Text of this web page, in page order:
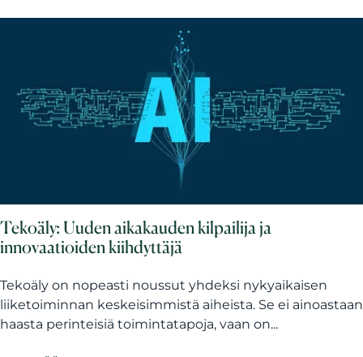
Tekoäly: Uuden aikakauden kilpailija ja
innovaatioiden kiihdyttäjä
Tekoäly on nopeasti noussut yhdeksi nykyaikaisen
liiketoiminnan keskeisimmistä aiheista. Se ei ainoastaan
haasta perinteisiä toimintatapoja, vaan on...